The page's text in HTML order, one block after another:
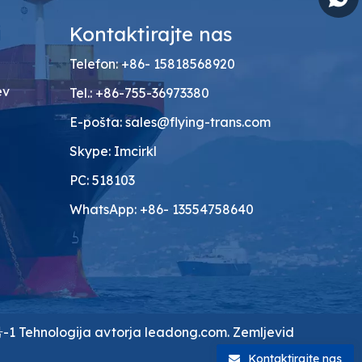
Kontaktirajte nas
Telefon: +86- 15818568920
Tel.: +86-755-36973380
E-pošta: sales@flying-trans.com
Skype: Imcirkl
PC: 518103
WhatsApp: +86- 13554758640
Kontaktirajte nas
-1 Tehnologija avtorja leadong.com. Zemljevid